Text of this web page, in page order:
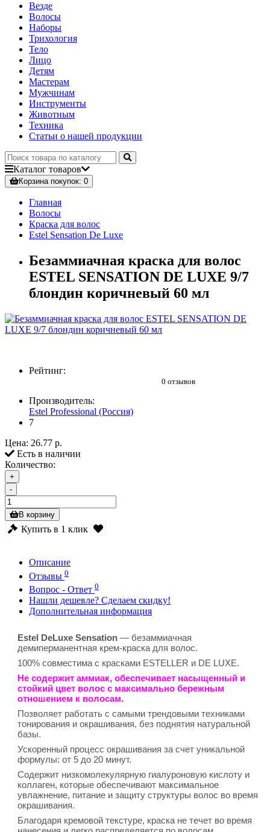
Везде
Волосы
Наборы
Трихология
Тело
Лицо
Детям
Мастерам
Мужчинам
Инструменты
Животным
Техника
Статьи о нашей продукции
Каталог товаров
Корзинапокупок: 0
Главная
Волосы
Краска для волос
Estel Sensation De Luxe
Безаммиачная краска для волос
ESTEL SENSATION DE LUXE 9/7
блондин коричневый 60 мл
Рейтинг:
0 отзывов
Производитель:
Estel Professional (Россия)
7
Цена: 26.77 р.
Есть в наличии
Количество:
+
-
В корзину
Купить в 1 клик
Описание
Отзывы 0
Вопрос - Ответ 0
Нашли дешевле? Сделаем скидку!
Дополнительная информация
Estel DeLuxe Sensation — безаммиачная
демиперманентная крем-краска для волос.
100% совместима с красками ESTELLER и DE LUXE.
Не содержит аммиак, обеспечивает насыщенный и
стойкий цвет волос с максимально бережным
отношением к волосам.
Позволяет работать с самыми трендовыми техниками
тонирования и окрашивания, без поднятия натуральной
базы.
Ускоренный процесс окрашивания за счет уникальной
формулы: от 5 до 20 минут.
Содержит низкомолекулярную гиалуроновую кислоту и
коллаген, которые обеспечивают максимальное
увлажнение, питание и защиту структуры волос во время
окрашивания.
Благодаря кремовой текстуре, краска не течет во время